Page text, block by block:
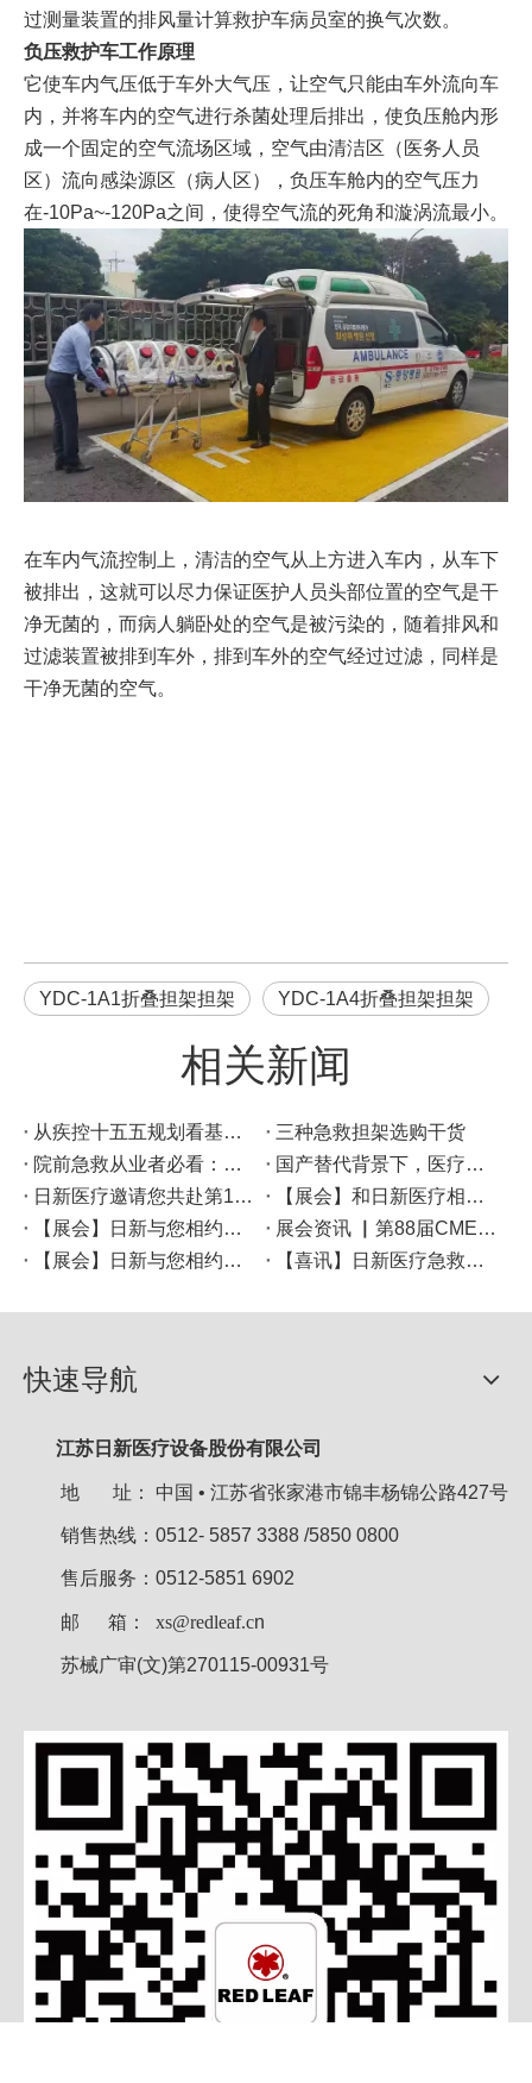
过测量装置的排风量计算救护车病员室的换气次数。
负压救护车工作原理
它使车内气压低于车外大气压，让空气只能由车外流向车
内，并将车内的空气进行杀菌处理后排出，使负压舱内形
成一个固定的空气流场区域，空气由清洁区（医务人员
区）流向感染源区（病人区），负压车舱内的空气压力
在-10Pa~-120Pa之间，使得空气流的死角和漩涡流最小。
在车内气流控制上，清洁的空气从上方进入车内，从车下
被排出，这就可以尽力保证医护人员头部位置的空气是干
净无菌的，而病人躺卧处的空气是被污染的，随着排风和
过滤装置被排到车外，排到车外的空气经过过滤，同样是
干净无菌的空气。
YDC-1A1折叠担架担架 YDC-1A4折叠担架担架
相关新闻
从疾控十五五规划看基层医疗设备升级方向
三种急救担架选购干货
院前急救从业者必看：标准救护车设备配置与选型建议
国产替代背景下，医疗器械注册备案有哪些注意事项？
日新医疗邀请您共赴第136届广交会
【展会】和日新医疗相约第90届CMEF吧！
【展会】日新与您相约上海——第89届CMEF!
展会资讯 ▏第88届CMEF，日新等你来约！
【展会】日新与您相约第87届CMEF!
【喜讯】日新医疗急救、理疗、救援及医疗设备智能制造项目奠基仪式圆满礼成！
快速导航
江苏日新医疗设备股份有限公司
地 址： 中国 • 江苏省张家港市锦丰杨锦公路427号
销售热线：0512- 5857 3388 /5850 0800
售后服务：0512-5851 6902
邮 箱： xs@redleaf.cn
苏械广审(文)第270115-00931号